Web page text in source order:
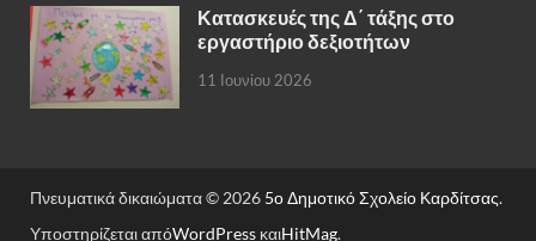
Κατασκευές της Δ΄ τάξης στο
εργαστήριο δεξιοτήτων
11 Ιουνίου 2026
Πνευματικά δικαιώματα © 2026 5ο Δημοτικό Σχολείο Καρδίτσας.
Υποστηρίζεται απόWordPress καιHitMag.